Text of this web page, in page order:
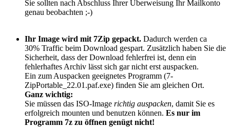
Sie sollten nach Abschluss Ihrer Überweisung Ihr Mailkonto
genau beobachten ;-)
Ihr Image wird mit 7Zip gepackt. Dadurch werden ca
30% Traffic beim Download gespart. Zusätzlich haben Sie die
Sicherheit, dass der Download fehlerfrei ist, denn ein
fehlerhaftes Archiv lässt sich gar nicht erst auspacken.
Ein zum Auspacken geeignetes Programm (7-
ZipPortable_22.01.paf.exe) finden Sie am gleichen Ort.
Ganz wichtig:
Sie müssen das ISO-Image richtig auspacken, damit Sie es
erfolgreich mounten und benutzen können. Es nur im
Programm 7z zu öffnen genügt nicht!